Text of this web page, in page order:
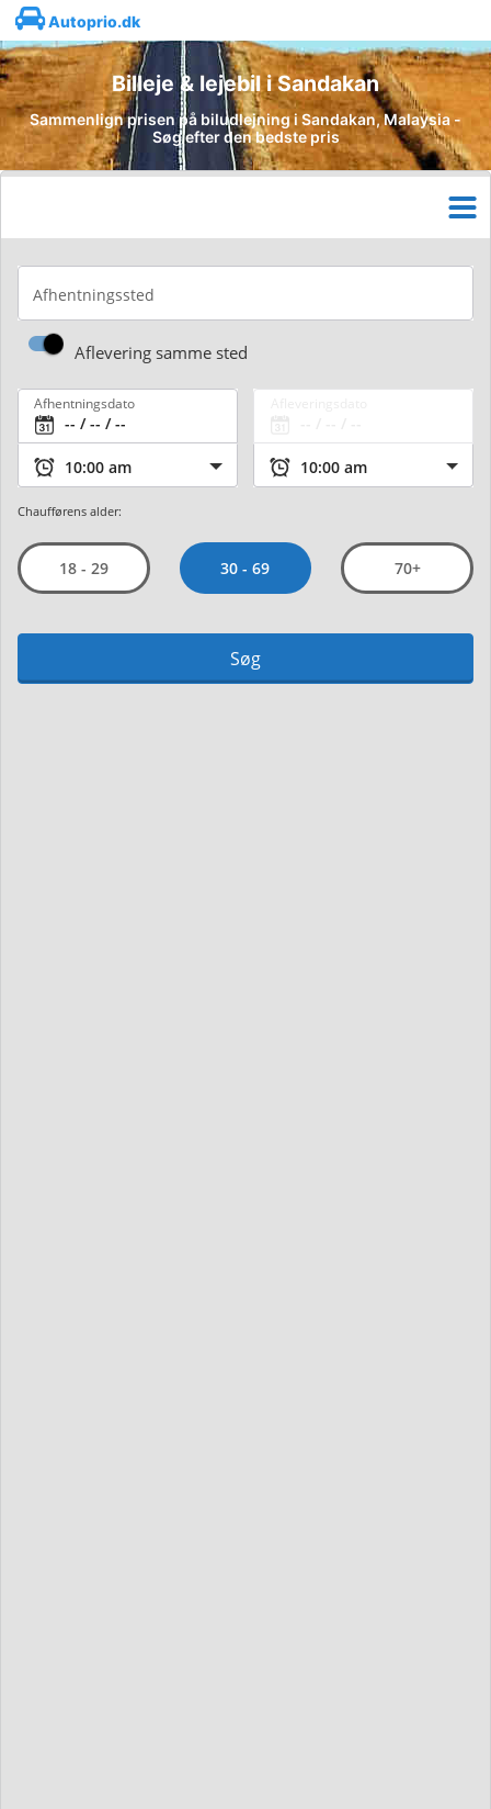
Autoprio.dk
Billeje & lejebil i Sandakan
Sammenlign prisen på biludlejning i Sandakan, Malaysia -
Søg efter den bedste pris
Afhentningssted
Aflevering samme sted
Afhentningsdato
Chaufførens alder:
18 - 29 30 - 69 70+
Søg